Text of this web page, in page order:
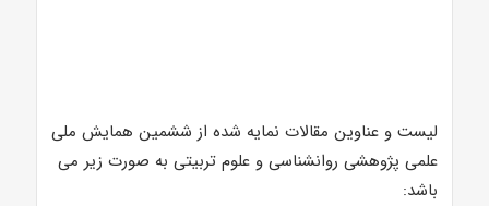
لیست و عناوین مقالات نمایه شده از ششمین همایش ملی
علمی پژوهشی روانشناسی و علوم تربیتی به صورت زیر می
باشد: